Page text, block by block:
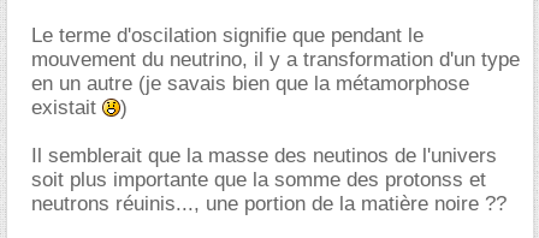
Le terme d'oscilation signifie que pendant le
mouvement du neutrino, il y a transformation d'un type
en un autre (je savais bien que la métamorphose
existait
)
Il semblerait que la masse des neutinos de l'univers
soit plus importante que la somme des protonss et
neutrons réuinis..., une portion de la matière noire ??